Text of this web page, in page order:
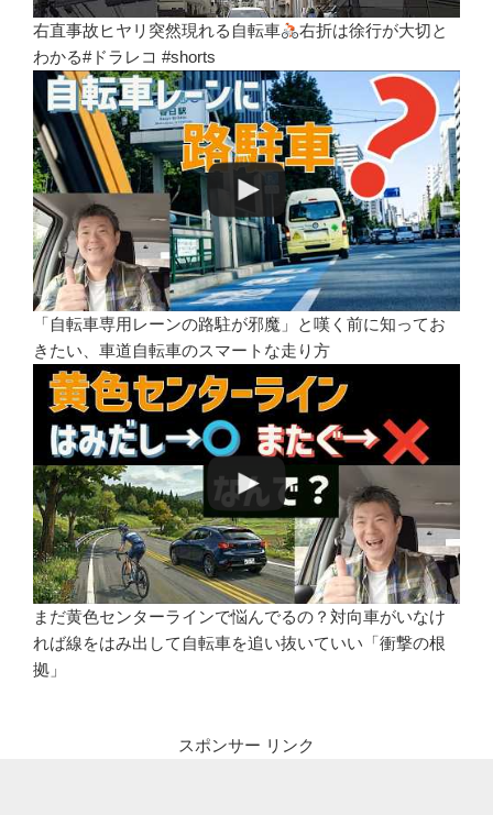
右直事故ヒヤリ突然現れる自転車
右折は徐行が大切と
わかる#ドラレコ #shorts
「自転車専用レーンの路駐が邪魔」と嘆く前に知ってお
きたい、車道自転車のスマートな走り方
まだ黄色センターラインで悩んでるの？対向車がいなけ
れば線をはみ出して自転車を追い抜いていい「衝撃の根
拠」
スポンサー リンク